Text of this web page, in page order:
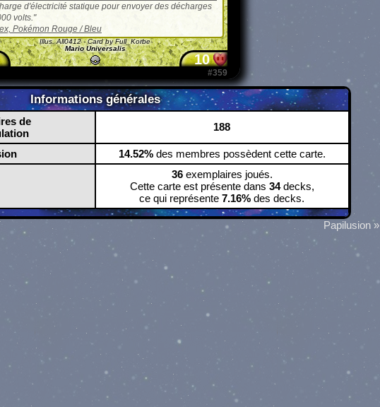
#359
d'électricité statique pour envoyer des décharges
volts.
Pokémon Rouge / Bleu
Illus.All0412- Card by Full_Korbe
Mario Universalis
10
Informations générales
de
188
14.52%des membres possèdent cette carte.
36exemplaires joués.
Cette carte est présente dans 34decks,
ce qui représente 7.16% des decks.
Papilusion »